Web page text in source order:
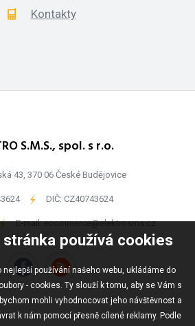
používá cookies
používání našeho webu, ukládáme do
- cookies. Ty slouží k tomu, aby se Vám s
mohli vyhodnocovat jeho návštěvnost a
k nám pomocí přesně cílené reklamy. Podle
Kontakty
S.M.S., spol. s r.o.
43, 370 06 České Budějovice
- DIČ: CZ40743624
- E-mail:ecommerce@elektrosms.cz